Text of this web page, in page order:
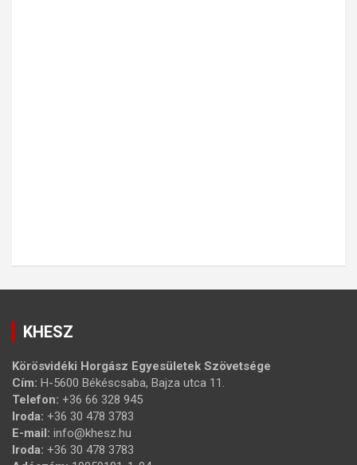
KHESZ
Körösvidéki Horgász Egyesületek Szövetsége
Cím: H-5600 Békéscsaba, Bajza utca 11.
Telefon: +36 66 328 945
Iroda: +36 30 478 3783
E-mail: info@khesz.hu
Iroda: +36 30 478 3783